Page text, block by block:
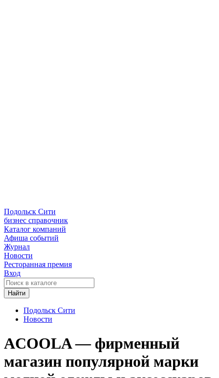
Подольск Сити
бизнес справочник
Каталог компаний
Афиша событий
Журнал
Новости
Ресторанная премия
Вход
Найти
Подольск Сити
Новости
ACOOLA — фирменный
магазин популярной марки